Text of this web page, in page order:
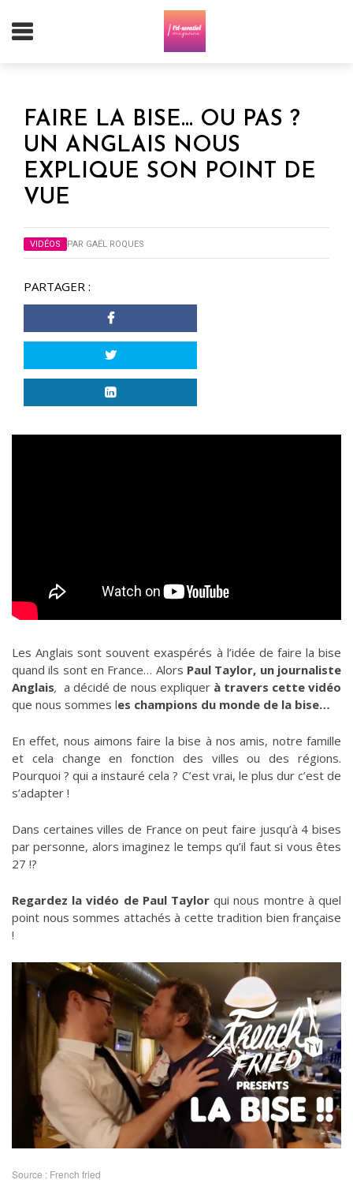
FAIRE LA BISE… OU PAS ?
UN ANGLAIS NOUS
EXPLIQUE SON POINT DE
VUE
VIDÉOS PAR GAËL ROQUES
PARTAGER :
Les Anglais sont souvent exaspérés à l’idée de faire la bise
quand ils sont en France… Alors Paul Taylor, un journaliste
Anglais, a décidé de nous expliquer à travers cette vidéo
que nous sommes les champions du monde de la bise…
En effet, nous aimons faire la bise à nos amis, notre famille
et cela change en fonction des villes ou des régions.
Pourquoi ? qui a instauré cela ? C’est vrai, le plus dur c’est de
s’adapter !
Dans certaines villes de France on peut faire jusqu’à 4 bises
par personne, alors imaginez le temps qu’il faut si vous êtes
27 !?
Regardez la vidéo de Paul Taylor qui nous montre à quel
point nous sommes attachés à cette tradition bien française
!
Source : French fried